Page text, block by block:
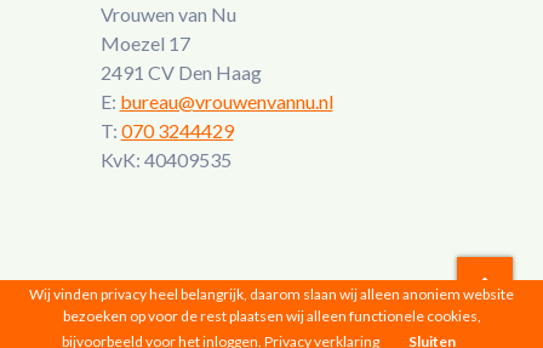
Vrouwen van Nu
Moezel 17
2491 CV Den Haag
E: bureau@vrouwenvannu.nl
T: 070 3244429
KvK: 40409535
Vrouwen van Nu © 2026 |Privacyverklaring
Wij vinden privacy heel belangrijk, daarom slaan wij alleen anoniem website
bezoeken op voor de rest plaatsen wij alleen functionele cookies,
bijvoorbeeld voor het inloggen. Privacy verklaring Sluiten